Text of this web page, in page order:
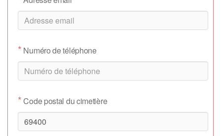
* Numéro de téléphone
*Code postal du cimetière